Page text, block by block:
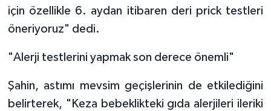
için özellikle 6. aydan itibaren deri prick testleri
öneriyoruz" dedi.
"Alerji testlerini yapmak son derece önemli"
Şahin, astımı mevsim geçişlerinin de etkilediğini
belirterek, "Keza bebeklikteki gıda alerjileri ileriki